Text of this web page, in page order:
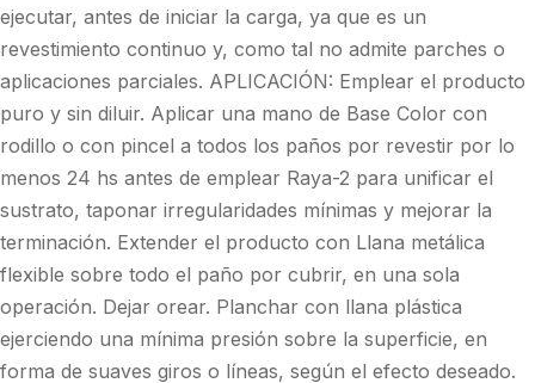
ejecutar, antes de iniciar la carga, ya que es un
revestimiento continuo y, como tal no admite parches o
aplicaciones parciales. APLICACIÓN: Emplear el producto
puro y sin diluir. Aplicar una mano de Base Color con
rodillo o con pincel a todos los paños por revestir por lo
menos 24 hs antes de emplear Raya-2 para unificar el
sustrato, taponar irregularidades mínimas y mejorar la
terminación. Extender el producto con Llana metálica
flexible sobre todo el paño por cubrir, en una sola
operación. Dejar orear. Planchar con llana plástica
ejerciendo una mínima presión sobre la superficie, en
forma de suaves giros o líneas, según el efecto deseado.